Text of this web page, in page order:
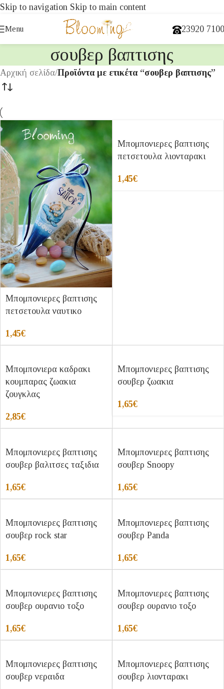
Skip to navigation Skip to main content
Menu 23920
σουβερ βαπτισης
Αρχική σελίδα/Προϊόντα με ετικέτα “σουβερ βαπτισης”
Μπομπονιερες βαπτισης
πετσετουλα ναυτικο
1,45€
Μπομπονιερες βαπτισης
πετσετουλα λιονταρακι
1,45€
Μπομπονιερα καδρακι
κουμπαρας ζωακια
ζουγκλας
2,85€
Μπομπονιερες βαπτισης
σουβερ ζωακια
1,65€
Μπομπονιερες βαπτισης
σουβερ βαλιτσες ταξιδια
1,65€
Μπομπονιερες βαπτισης
σουβερ Snoopy
1,65€
Μπομπονιερες βαπτισης
σουβερ rock star
1,65€
Μπομπονιερες βαπτισης
σουβερ Panda
1,65€
Μπομπονιερες βαπτισης
σουβερ ουρανιο τοξο
1,65€
Μπομπονιερες βαπτισης
σουβερ ουρανιο τοξο
1,65€
Μπομπονιερες βαπτισης
σουβερ νεραιδα
Μπομπονιερες βαπτισης
σουβερ λιονταρακι